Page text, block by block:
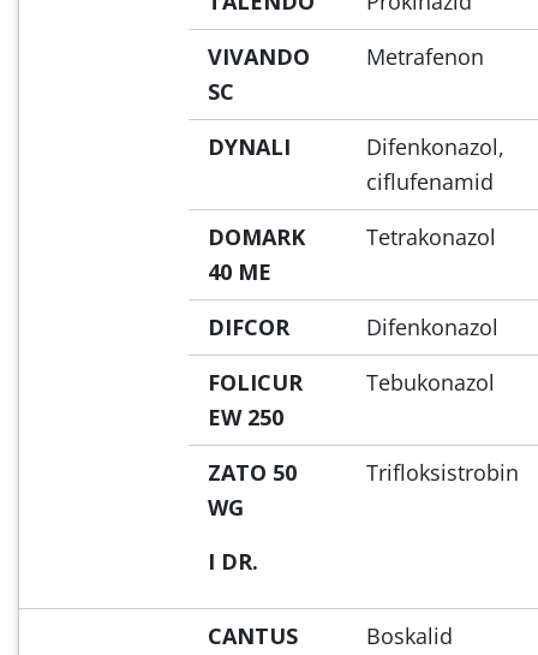
VIVANDO
SC
Metrafenon
DYNALI
Difenkonazol,
ciflufenamid
DOMARK
40 ME
Tetrakonazol
DIFCOR
Difenkonazol
FOLICUR
EW 250
Tebukonazol
ZATO 50
WG
I DR.
Trifloksistrobin
CANTUS
Boskalid